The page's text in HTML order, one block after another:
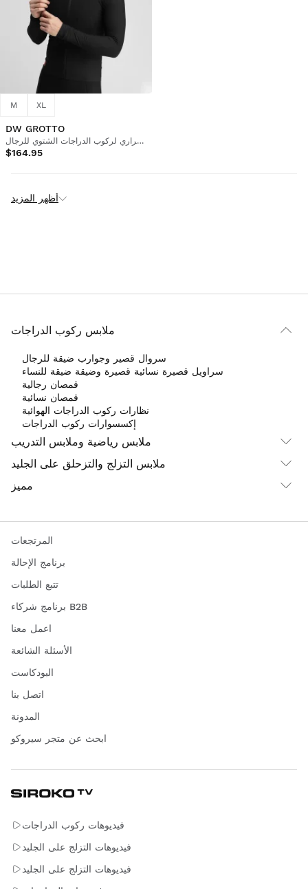
M XL
DW GROTTO
قميص حراري لركوب الدراجات الشتوي للرجال
$164.95
أظهر المزيد
ملابس ركوب الدراجات
سروال قصير وجوارب ضيقة للرجال
سراويل قصيرة نسائية قصيرة وضيقة ضيقة للنساء
قمصان رجالية
قمصان نسائية
نظارات ركوب الدراجات الهوائية
إكسسوارات ركوب الدراجات
ملابس رياضية وملابس التدريب
ملابس التزلج والتزحلق على الجليد
مميز
المرتجعات
برنامج الإحالة
تتبع الطلبات
برنامج شركاء B2B
اعمل معنا
الأسئلة الشائعة
البودكاست
اتصل بنا
المدونة
ابحث عن متجر سيروكو
فيديوهات ركوب الدراجات
فيديوهات التزلج على الجليد
فيديوهات التزلج على الجليد